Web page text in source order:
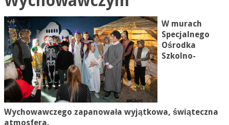
W murach
Specjalnego
Ośrodka
Szkolno-
Wychowawczego zapanowała wyjątkowa, świąteczna
atmosfera.